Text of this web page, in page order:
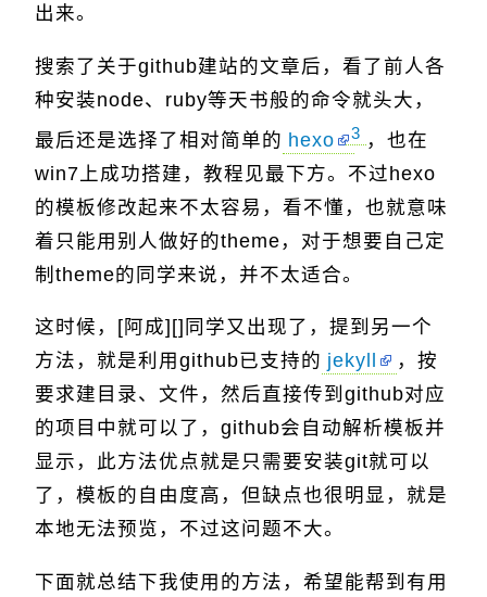
出来。
搜索了关于github建站的文章后，看了前人各
种安装node、ruby等天书般的命令就头大，
最后还是选择了相对简单的 hexo 3 ，也在
win7上成功搭建，教程见最下方。不过hexo
的模板修改起来不太容易，看不懂，也就意味
着只能用别人做好的theme，对于想要自己定
制theme的同学来说，并不太适合。
这时候，[阿成][]同学又出现了，提到另一个
方法，就是利用github已支持的 jekyll
，按
要求建目录、文件，然后直接传到github对应
的项目中就可以了，github会自动解析模板并
显示，此方法优点就是只需要安装git就可以
了，模板的自由度高，但缺点也很明显，就是
本地无法预览，不过这问题不大。
下面就总结下我使用的方法，希望能帮到有用